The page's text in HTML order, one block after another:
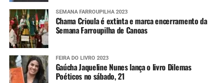
SEMANA FARROUPILHA 2023
Chama Crioula é extinta e marca encerramento da
Semana Farroupilha de Canoas
FEIRA DO LIVRO 2023
Gaúcha Jaqueline Nunes lança o livro Dilemas
Poéticos no sábado, 21